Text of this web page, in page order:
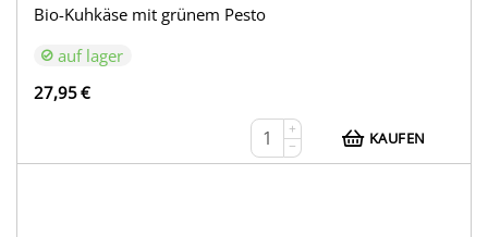
Bio-Kuhkäse mit grünem Pesto
auf lager
27,95€
+
−
KAUFEN